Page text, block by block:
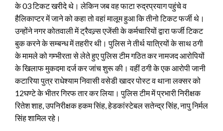
के 03 टिकट खरीदे थे। लेकिन जब वह फाटा रुद्रप्रयाग पहुंचे व
हैलिकाप्टर में जाने को कहा तो वहां मालूम हुआ कि तीनो टिकट फर्जी थे।
उन्होंने नगर कोतवाली में ट्रैवल्र्स एजेंसी के कर्मचारियों द्वारा फर्जी टिकट
बुक करने के सम्बन्ध में तहरीर थी। पुलिस ने तीर्थ यात्रियों के साथ ठगी
के मामले को गम्भीरता से लेते हुए पुलिस टीम गठित कर नामजद आरोपियों
के खिलाफ मुकदमा दर्ज कर जांच शुरू की। वहीं ठगी के एक आरोपी जानी
कटारिया पुत्र राधेश्याम निवासी वसेडी खादर पोस्ट व थाना लक्सर को
12घण्टे के भीतर गिरफ तार कर लिया। पुलिस टीम में प्रभारी निरीक्षक
रितेश शाह, उपनिरीक्षक हकम सिंह, हेडकांस्टेबल सतेन्द्र सिंह, नापु निर्मल
सिंह शामिल रहे।